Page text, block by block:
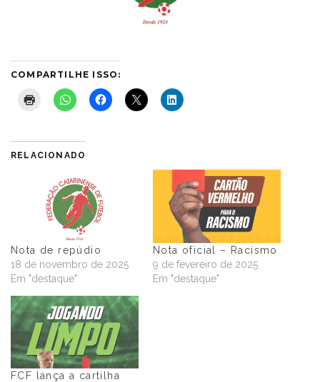
COMPARTILHE ISSO:
RELACIONADO
Nota de repúdio
18 de novembro de 2025
Em "destaque"
Nota oficial – Racismo
9 de fevereiro de 2025
Em "destaque"
FCF lança a cartilha